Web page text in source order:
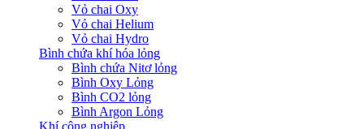
Vỏ chai Oxy
Vỏ chai Helium
Vỏ chai Hydro
Bình chứa khí hóa lỏng
Bình chứa Nitơ lỏng
Bình Oxy Lỏng
Bình CO2 lỏng
Bình Argon Lỏng
Khí công nghiệp